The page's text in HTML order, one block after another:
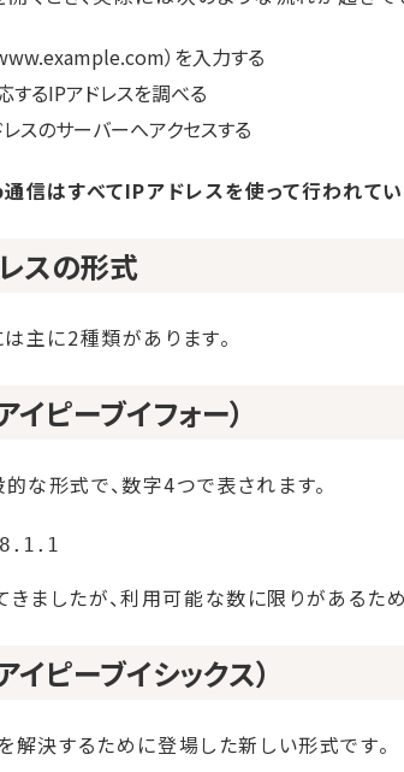
www.example.com）を入力する
するIPアドレスを調べる
スのサーバーへアクセスする
信はすべてIPアドレスを使って行われて
スの形式
主に2種類があります。
イピーブイフォー）
な形式で、数字4つで表されます。
ましたが、利用可能な数に限りがあるた
イピーブイシックス）
解決するために登場した新しい形式です。